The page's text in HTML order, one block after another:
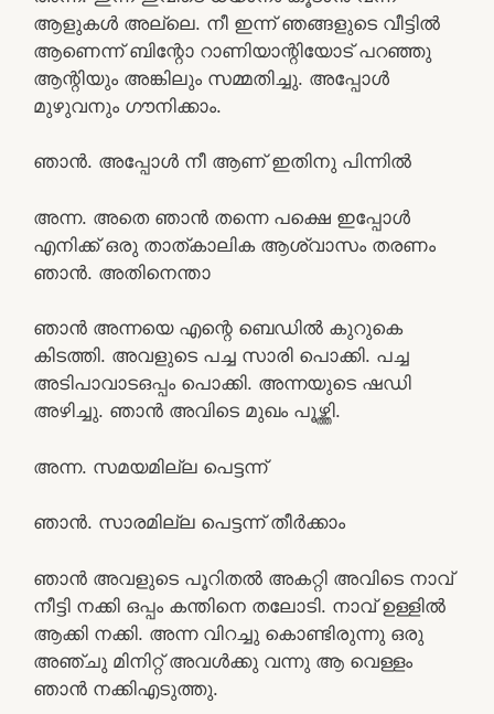
ആളുകൾ അല്ലെ. നീ ഇന്ന് ഞങ്ങളുടെ വീട്ടിൽ
ആണെന്ന് ബിന്റോ റാണിയാന്റിയോട് പറഞ്ഞു
ആന്റിയും അങ്കിലും സമ്മതിച്ചു. അപ്പോൾ
മുഴുവനും ഗൗനിക്കാം.
ഞാൻ. അപ്പോൾ നീ ആണ് ഇതിനു പിന്നിൽ
അന്ന. അതെ ഞാൻ തന്നെ പക്ഷെ ഇപ്പോൾ
എനിക്ക് ഒരു താത്കാലിക ആശ്വാസം തരണം
ഞാൻ. അതിനെന്താ
ഞാൻ അന്നയെ എന്റെ ബെഡിൽ കുറുകെ
കിടത്തി. അവളുടെ പച്ച സാരി പൊക്കി. പച്ച
അടിപാവാടഒപ്പം പൊക്കി. അന്നയുടെ ഷഡി
അഴിച്ചു. ഞാൻ അവിടെ മുഖം പൂഴ്ത്തി.
അന്ന. സമയമില്ല പെട്ടന്ന്
ഞാൻ. സാരമില്ല പെട്ടന്ന് തീർക്കാം
ഞാൻ അവളുടെ പൂറിതൽ അകറ്റി അവിടെ നാവ്
നീട്ടി നക്കി ഒപ്പം കന്തിനെ തലോടി. നാവ് ഉള്ളിൽ
ആക്കി നക്കി. അന്ന വിറച്ചു കൊണ്ടിരുന്നു ഒരു
അഞ്ചു മിനിറ്റ് അവൾക്കു വന്നു ആ വെള്ളം
ഞാൻ നക്കിഎടുത്തു.